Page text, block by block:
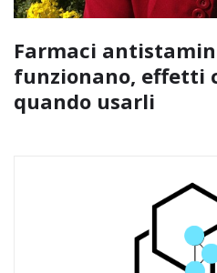
Farmaci
funzionano, effetti
quando usarli